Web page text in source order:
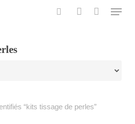
Menu
“kits tissage de perles”